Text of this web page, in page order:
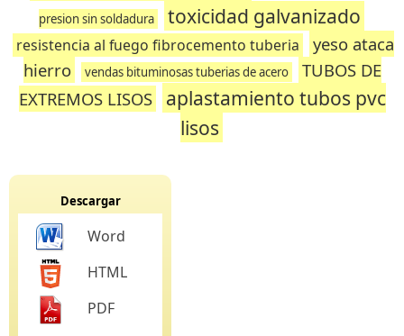
presion sin soldadura
toxicidad galvanizado
resistencia al fuego fibrocemento tuberia
yeso ataca
hierro
vendas bituminosas tuberias de acero
TUBOS DE
EXTREMOS LISOS
aplastamiento tubos pvc
lisos
Descargar
Word
HTML
PDF